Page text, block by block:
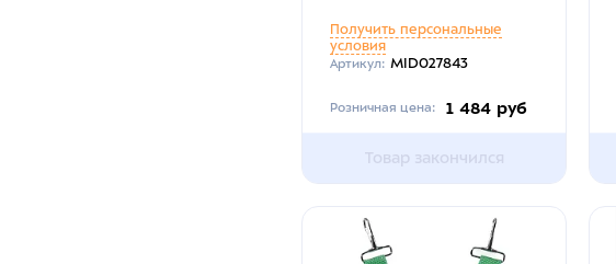
Получить персональные
условия
Артикул: MID027843
Розничная цена: 1 484 руб
Товар закончился